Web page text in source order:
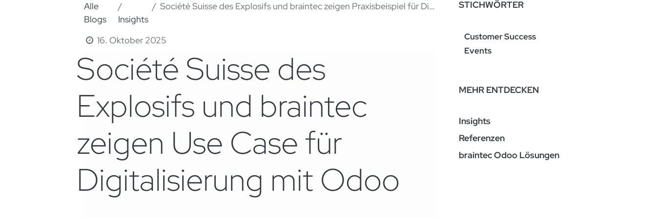
Alle
Blogs
Insights
Société Suisse des Explosifs und braintec zeigen Praxisbeispiel für Digitalisierung mit Odoo
16. Oktober 2025
Société Suisse des
Explosifs und braintec
zeigen Use Case für
Digitalisierung mit Odoo
STICHWÖRTER
Customer Success
Events
MEHR ENTDECKEN
Insights
Referenzen
braintec Odoo Lösungen